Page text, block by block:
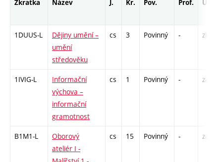
Zkratka Název J. Kr. Pov. Prof. Uk.
1DUUS-L
Dějiny umění –
umění
středověku
cs 3 Povinný - zk
1IVIG-L
Informační
výchova –
informační
gramotnost
cs 1 Povinný - zá
B1M1-L
Oborový
ateliér I -
cs 15 Povinný - zá,zk